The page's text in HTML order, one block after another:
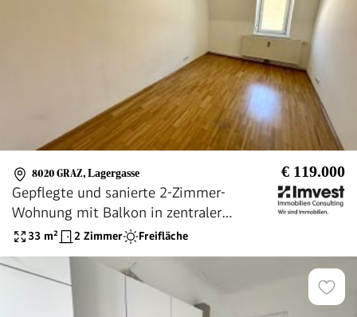
8020 GRAZ, Lagergasse € 119.000
Gepflegte und sanierte 2-Zimmer-
Wohnung mit Balkon in zentraler
Innenstadtlage direkt beim Grazer
33 m² 2 Zimmer Freifläche